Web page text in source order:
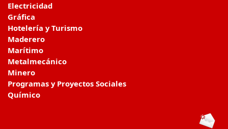
Electricidad
Gráfica
Hotelería y Turismo
Maderero
Marítimo
Metalmecánico
Minero
Programas y Proyectos Sociales
Químico